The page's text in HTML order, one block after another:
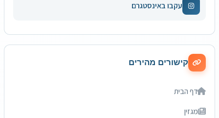
עקבו באינסטגרם
קישורים מהירים
דף הבית
מגזין